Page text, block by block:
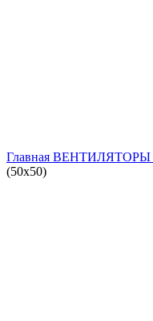
Главная ВЕНТИЛЯТОРЫ
(50х50)